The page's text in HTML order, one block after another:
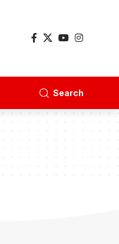
Search